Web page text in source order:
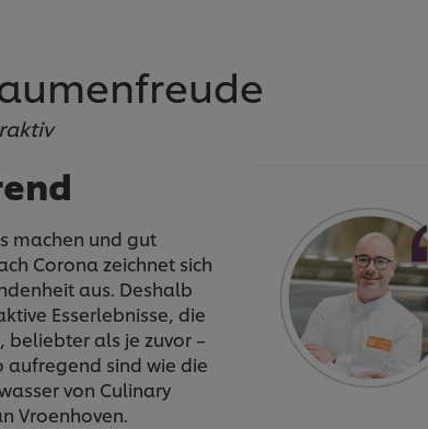
machen und gut
Corona zeichnet sich
aus. Deshalb
Esserlebnisse, die
beliebter als je zuvor –
aufregend sind wie die
von Culinary
Vroenhoven.